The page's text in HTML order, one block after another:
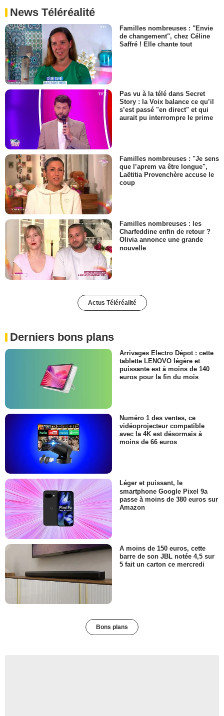
News Téléréalité
Familles nombreuses : "Envie
de changement", chez Céline
Saffré ! Elle chante tout
Pas vu à la télé dans Secret
Story : la Voix balance ce qu’il
s’est passé "en direct" et qui
aurait pu interrompre le prime
Familles nombreuses : "Je sens
que l’aprem va être longue",
Laëtitia Provenchère accuse le
coup
Familles nombreuses : les
Charfeddine enfin de retour ?
Olivia annonce une grande
nouvelle
Actus Téléréalité
Derniers bons plans
Arrivages Electro Dépot : cette
tablette LENOVO légère et
puissante est à moins de 140
euros pour la fin du mois
Numéro 1 des ventes, ce
vidéoprojecteur compatible
avec la 4K est désormais à
moins de 66 euros
Léger et puissant, le
smartphone Google Pixel 9a
passe à moins de 380 euros sur
Amazon
A moins de 150 euros, cette
barre de son JBL notée 4,5 sur
5 fait un carton ce mercredi
Bons plans